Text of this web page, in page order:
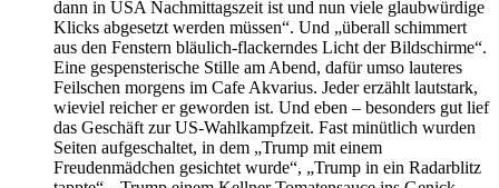
dann in USA Nachmittagszeit ist und nun viele glaubwürdige
Klicks abgesetzt werden müssen“. Und „überall schimmert
aus den Fenstern bläulich-flackerndes Licht der Bildschirme“.
Eine gespensterische Stille am Abend, dafür umso lauteres
Feilschen morgens im Cafe Akvarius. Jeder erzählt lautstark,
wieviel reicher er geworden ist. Und eben – besonders gut lief
das Geschäft zur US-Wahlkampfzeit. Fast minütlich wurden
Seiten aufgeschaltet, in dem „Trump mit einem
Freudenmädchen gesichtet wurde“, „Trump in ein Radarblitz